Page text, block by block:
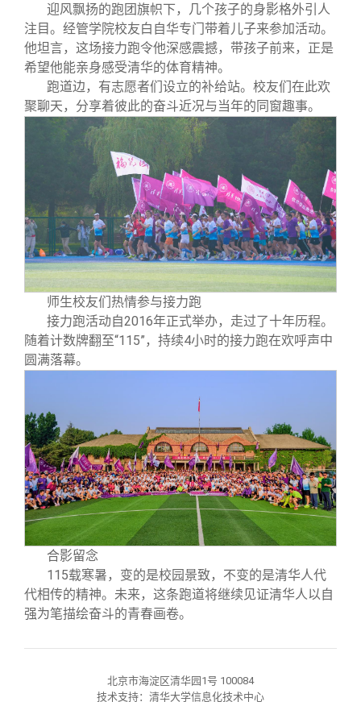
迎风飘扬的跑团旗帜下，几个孩子的身影格外引人
注目。经管学院校友白自华专门带着儿子来参加活动。
他坦言，这场接力跑令他深感震撼，带孩子前来，正是
希望他能亲身感受清华的体育精神。
跑道边，有志愿者们设立的补给站。校友们在此欢
聚聊天，分享着彼此的奋斗近况与当年的同窗趣事。
师生校友们热情参与接力跑
接力跑活动自2016年正式举办，走过了十年历程。
随着计数牌翻至“115”，持续4小时的接力跑在欢呼声中
圆满落幕。
合影留念
115载寒暑，变的是校园景致，不变的是清华人代
代相传的精神。未来，这条跑道将继续见证清华人以自
强为笔描绘奋斗的青春画卷。
北京市海淀区清华园1号 100084
技术支持：清华大学信息化技术中心